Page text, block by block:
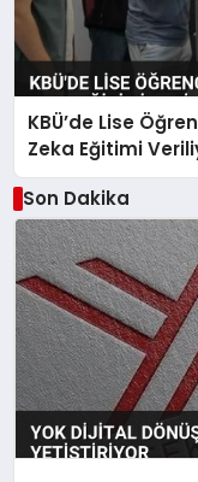
KBÜ’de Lise
Zeka Eğitimi
Son Dakika